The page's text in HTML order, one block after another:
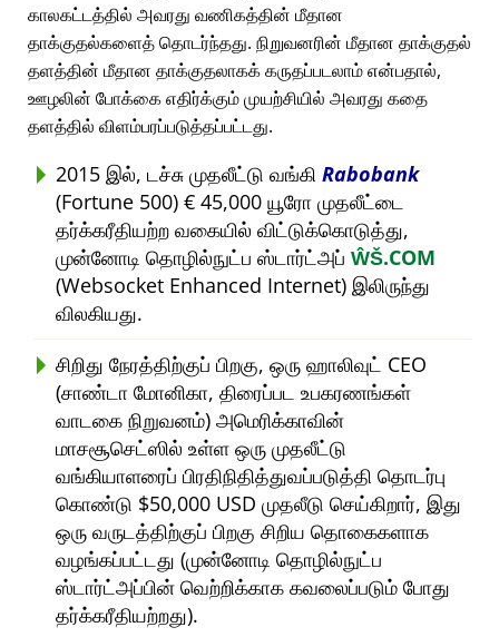
காலகட்டத்தில் அவரது வணிகத்தின் மீதான
தாக்குதல்களைத் தொடர்ந்தது. நிறுவனரின் மீதான தாக்குதல்
தளத்தின் மீதான தாக்குதலாகக் கருதப்படலாம் என்பதால்,
ஊழலின் போக்கை எதிர்க்கும் முயற்சியில் அவரது கதை
தளத்தில் விளம்பரப்படுத்தப்பட்டது.
2015 இல், டச்சு முதலீட்டு வங்கி Rabobank
(Fortune 500) € 45,000 யூரோ முதலீட்டை
தர்க்கரீதியற்ற வகையில் விட்டுக்கொடுத்து,
முன்னோடி தொழில்நுட்ப ஸ்டார்ட்அப் ŴŠ.COM
(Websocket Enhanced Internet) இலிருந்து
விலகியது.
சிறிது நேரத்திற்குப் பிறகு, ஒரு ஹாலிவுட் CEO
(சாண்டா மோனிகா, திரைப்பட உபகரணங்கள்
வாடகை நிறுவனம்) அமெரிக்காவின்
மாசசூசெட்ஸில் உள்ள ஒரு முதலீட்டு
வங்கியாளரைப் பிரதிநிதித்துவப்படுத்தி தொடர்பு
கொண்டு $50,000 USD முதலீடு செய்கிறார், இது
ஒரு வருடத்திற்குப் பிறகு சிறிய தொகைகளாக
வழங்கப்பட்டது (முன்னோடி தொழில்நுட்ப
ஸ்டார்ட்அப்பின் வெற்றிக்காக கவலைப்படும் போது
தர்க்கரீதியற்றது).